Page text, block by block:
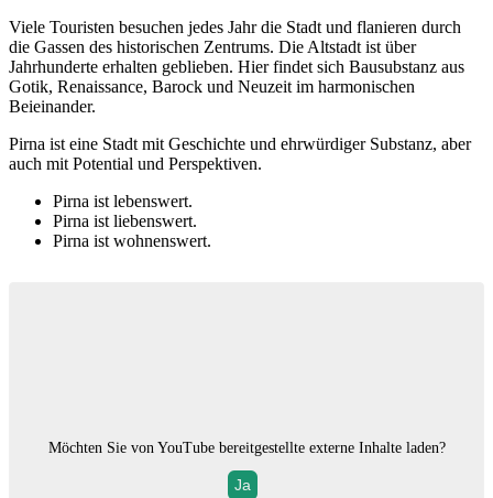
Viele Touristen besuchen jedes Jahr die Stadt und flanieren durch
die Gassen des historischen Zentrums. Die Altstadt ist über
Jahrhunderte erhalten geblieben. Hier findet sich Bausubstanz aus
Gotik, Renaissance, Barock und Neuzeit im harmonischen
Beieinander.
Pirna ist eine Stadt mit Geschichte und ehrwürdiger Substanz, aber
auch mit Potential und Perspektiven.
Pirna ist lebenswert.
Pirna ist liebenswert.
Pirna ist wohnenswert.
Möchten Sie von YouTubebereitgestellte externe Inhalte laden?
Ja